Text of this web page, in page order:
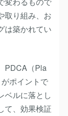
取り組み、お
は築かれてい
PDCA（Pla
ポイントで
ベルに落とし
て、効果検証